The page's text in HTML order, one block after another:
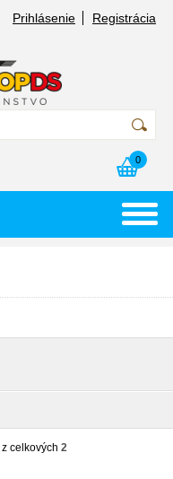
Prihlásenie Registrácia
0
z celkových 2